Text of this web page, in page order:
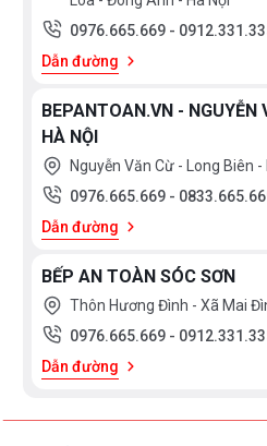
tốt nhất hoặc tới trực tiếp
Bếp an toàn để được tư vấn
0976.665.669 -
Dẫn đường
BEPANTOAN.VN - NGUYỄN
HÀ NỘI
Nguyễn Văn Cừ - Long Biên -
0976.665.669 -
Dẫn đường
BẾP AN TOÀN SÓC SƠN
Thôn Hương Đình - Xã Mai
0976.665.669 -
Dẫn đường